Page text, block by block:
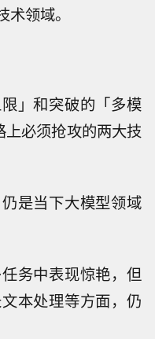
领域。
」和突破的「多模
必须抢攻的两大技
是当下大模型领域
务中表现惊艳，但
本处理等方面，仍